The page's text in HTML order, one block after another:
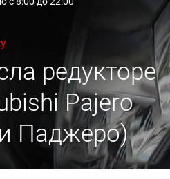
редукторе
Pajero
Паджеро)